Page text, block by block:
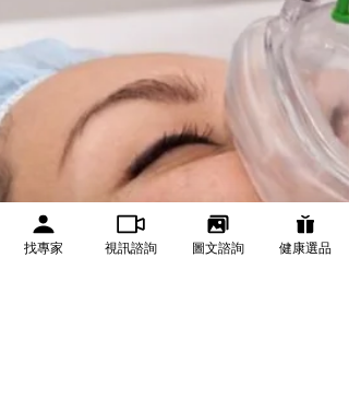
找專家 視訊諮詢 圖文諮詢 健康選品